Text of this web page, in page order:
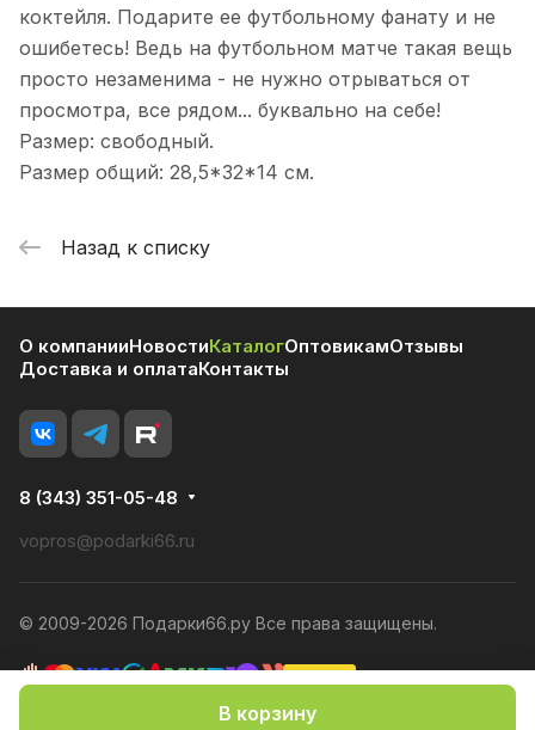
В корзину
коктейля. Подарите ее футбольному фанату и не
ошибетесь! Ведь на футбольном матче такая вещь
просто незаменима - не нужно отрываться от
просмотра, все рядом... буквально на себе!
Размер: свободный.
Размер общий: 28,5*32*14 см.
Назад к списку
О компанииНовостиКаталогОптовикамОтзывы
Доставка и оплатаКонтакты
8 (343) 351-05-48
vopros@podarki66.ru
© 2009-2026 Подарки66.ру Все права защищены.